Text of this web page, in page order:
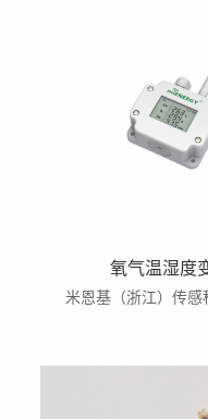
氧气温湿度
米恩基（浙江）传感